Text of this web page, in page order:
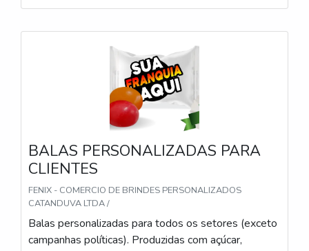
BALAS PERSONALIZADAS PARA
CLIENTES
FENIX - COMERCIO DE BRINDES PERSONALIZADOS
CATANDUVA LTDA /
Balas personalizadas para todos os setores (exceto
campanhas políticas). Produzidas com açúcar,